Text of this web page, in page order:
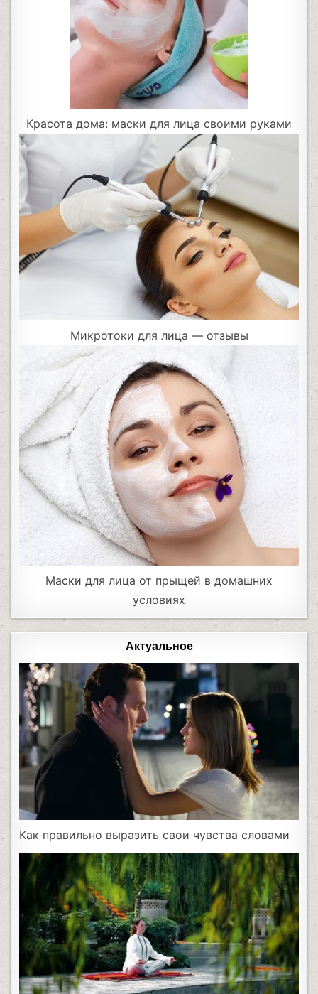
Красота дома: маски для лица своими руками
Микротоки для лица — отзывы
Маски для лица от прыщей в домашних
условиях
Актуальное
Как правильно выразить свои чувства словами